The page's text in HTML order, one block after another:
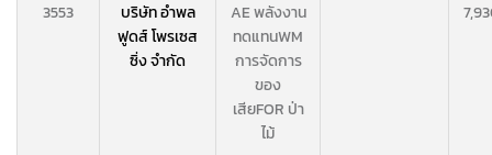
3553
บริษัท อำพล
ฟูดส์ โพรเซส
ซิ่ง จำกัด
AE พลังงาน
ทดแทนWM
การจัดการ
ของ
เสียFOR ป่า
ไม้